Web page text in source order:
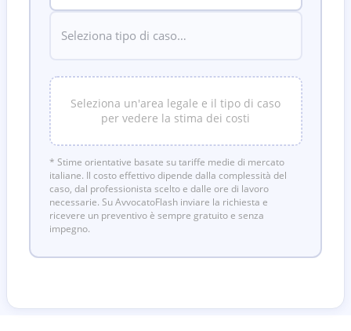
Seleziona un'area legale e il tipo di caso
per vedere la stima dei costi
* Stime orientative basate su tariffe medie di mercato
italiane. Il costo effettivo dipende dalla complessità del
caso, dal professionista scelto e dalle ore di lavoro
necessarie. Su AvvocatoFlash inviare la richiesta e
ricevere un preventivo è sempre gratuito e senza
impegno.